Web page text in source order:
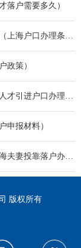
落户需要多久）
政策）
申报材料）
版权所有